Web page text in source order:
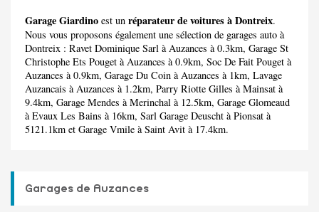
Garage Giardino est un réparateur de voitures à Dontreix.
Nous vous proposons également une sélection de garages auto à
Dontreix : Ravet Dominique Sarl à Auzances à 0.3km, Garage St
Christophe Ets Pouget à Auzances à 0.9km, Soc De Fait Pouget à
Auzances à 0.9km, Garage Du Coin à Auzances à 1km, Lavage
Auzancais à Auzances à 1.2km, Parry Riotte Gilles à Mainsat à
9.4km, Garage Mendes à Merinchal à 12.5km, Garage Glomeaud
à Evaux Les Bains à 16km, Sarl Garage Deuscht à Pionsat à
5121.1km et Garage Vmile à Saint Avit à 17.4km.
Garages de Auzances